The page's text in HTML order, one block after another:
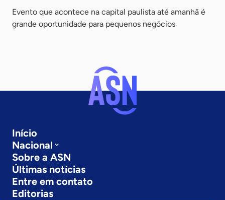
Evento que acontece na capital paulista até amanhã é
grande oportunidade para pequenos negócios
Início
Nacional
Sobre a ASN
Últimas notícias
Entre em contato
Editorias